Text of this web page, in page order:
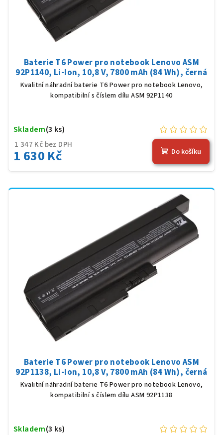
Baterie T6 Power pro notebook Lenovo ASM
92P1140, Li-Ion, 10,8 V, 7800 mAh (84 Wh), černá
Kvalitní náhradní baterie T6 Power pro notebook Lenovo,
kompatibilní s číslem dílu ASM 92P1140
1 347 Kč bez DPH
1 630 Kč
Skladem(3 ks)
Do košíku
Baterie T6 Power pro notebook Lenovo ASM
92P1138, Li-Ion, 10,8 V, 7800 mAh (84 Wh), černá
Kvalitní náhradní baterie T6 Power pro notebook Lenovo,
kompatibilní s číslem dílu ASM 92P1138
Skladem(3 ks)